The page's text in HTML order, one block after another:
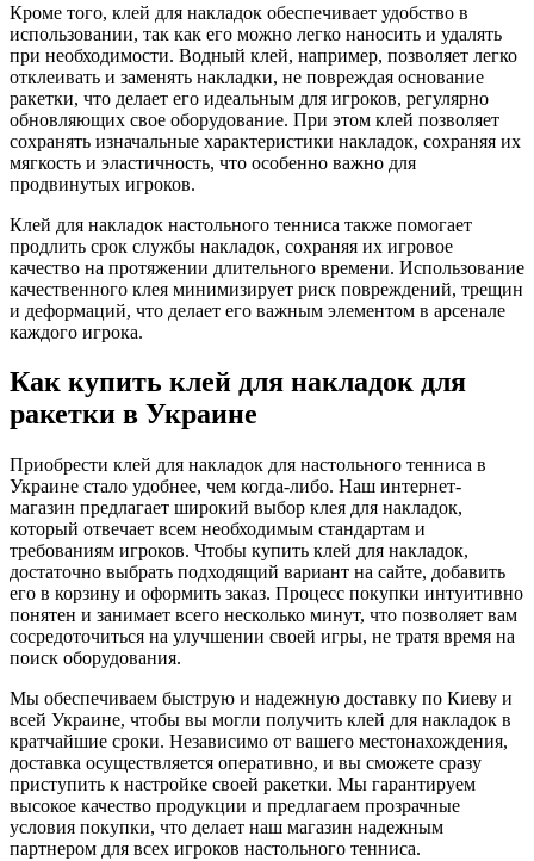
Кроме того, клей для накладок обеспечивает удобство в
использовании, так как его можно легко наносить и удалять
при необходимости. Водный клей, например, позволяет легко
отклеивать и заменять накладки, не повреждая основание
ракетки, что делает его идеальным для игроков, регулярно
обновляющих свое оборудование. При этом клей позволяет
сохранять изначальные характеристики накладок, сохраняя их
мягкость и эластичность, что особенно важно для
продвинутых игроков.
Клей для накладок настольного тенниса также помогает
продлить срок службы накладок, сохраняя их игровое
качество на протяжении длительного времени. Использование
качественного клея минимизирует риск повреждений, трещин
и деформаций, что делает его важным элементом в арсенале
каждого игрока.
Как купить клей для накладок для
ракетки в Украине
Приобрести клей для накладок для настольного тенниса в
Украине стало удобнее, чем когда-либо. Наш интернет-
магазин предлагает широкий выбор клея для накладок,
который отвечает всем необходимым стандартам и
требованиям игроков. Чтобы купить клей для накладок,
достаточно выбрать подходящий вариант на сайте, добавить
его в корзину и оформить заказ. Процесс покупки интуитивно
понятен и занимает всего несколько минут, что позволяет вам
сосредоточиться на улучшении своей игры, не тратя время на
поиск оборудования.
Мы обеспечиваем быструю и надежную доставку по Киеву и
всей Украине, чтобы вы могли получить клей для накладок в
кратчайшие сроки. Независимо от вашего местонахождения,
доставка осуществляется оперативно, и вы сможете сразу
приступить к настройке своей ракетки. Мы гарантируем
высокое качество продукции и предлагаем прозрачные
условия покупки, что делает наш магазин надежным
партнером для всех игроков настольного тенниса.